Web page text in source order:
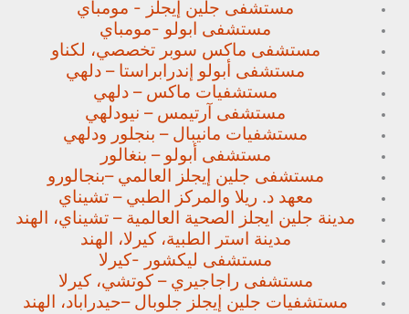
مستشفى جلين إيجلز - مومباي
مستشفى ابولو -مومباي
مستشفى ماكس سوبر تخصصي، لكناو
مستشفى أبولو إندرابراستا – دلهي
مستشفيات ماكس – دلهي
مستشفى آرتيمس – نيودلهي
مستشفيات مانيبال – بنجلور ودلهي
مستشفى أبولو – بنغالور
مستشفى جلين إيجلز العالمي –بنجالورو
معهد د. ريلا والمركز الطبي – تشيناي
مدينة جلين ايجلز الصحية العالمية – تشيناي، الهند
مدينة استر الطبية، كيرلا، الهند
مستشفى ليكشور -كيرلا
مستشفى راجاجيري – كوتشي، كيرلا
مستشفيات جلين إيجلز جلوبال –حيدراباد، الهند